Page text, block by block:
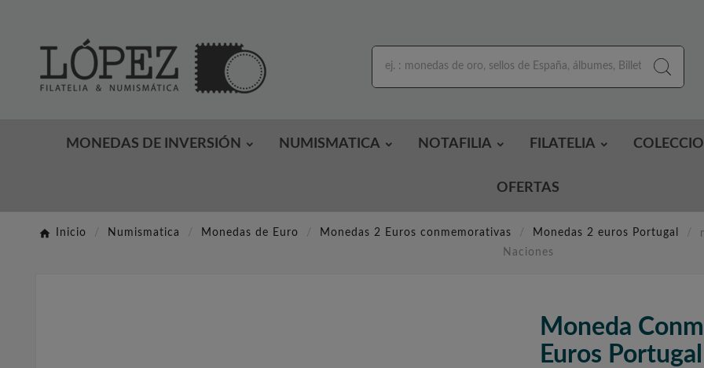
MONEDAS DE INVERSIÓN NUMISMATICA NOTAFILIA FILATELIA
OFERTAS
Inicio Numismatica Monedas de Euro Monedas 2 Euros conmemorativas Monedas 2 euros Portugal
Naciones
Moneda
Euros